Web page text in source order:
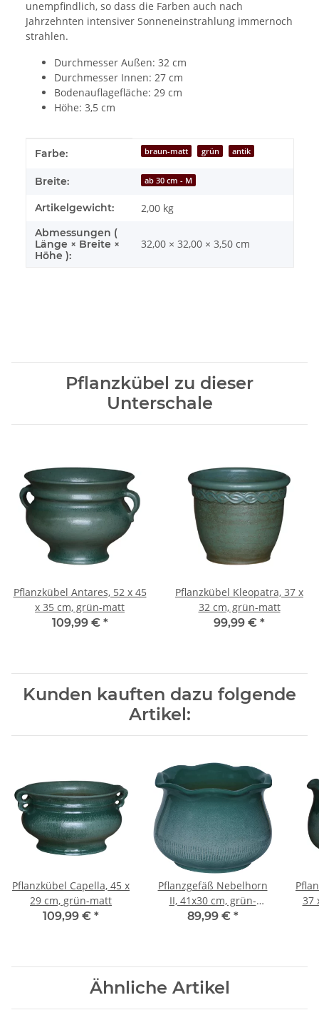
unempfindlich, so dass die Farben auch nach
Jahrzehnten intensiver Sonneneinstrahlung immernoch
strahlen.
Durchmesser Außen: 32 cm
Durchmesser Innen: 27 cm
Bodenauflagefläche: 29 cm
Höhe: 3,5 cm
Produkteigenschaft
Wert
Farbe: braun-matt grün antik
Breite: ab 30 cm - M
Artikelgewicht: 2,00 kg
Abmessungen (
Länge × Breite ×
Höhe ):
32,00 × 32,00 × 3,50 cm
Pflanzkübel zu dieser
Unterschale
Pflanzkübel Antares, 52 x 45
x 35 cm, grün-matt
109,99 € *
Pflanzkübel Kleopatra, 37 x
32 cm, grün-matt
99,99 € *
Kunden kauften dazu folgende
Artikel:
Pflanzkübel Capella, 45 x
29 cm, grün-matt
109,99 € *
Pflanzgefäß Nebelhorn
II, 41x30 cm, grün-
geflammt
89,99 € *
37
Ähnliche Artikel